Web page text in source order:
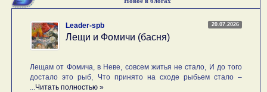
20.07.2026
Leader-spb
Лещи и Фомичи (басня)
Лещам от Фомича, в Неве, совсем житья не стало, И до того
достало это рыб, Что принято на сходе рыбьем стало –
Читать полностью »